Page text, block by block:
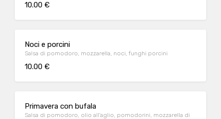
10.00 €
Noci e porcini
Salsa di pomodoro, mozzarella, noci, funghi porcini
10.00 €
Primavera con bufala
Salsa di pomodoro, olio all'aglio, pomodorini, mozzarella di